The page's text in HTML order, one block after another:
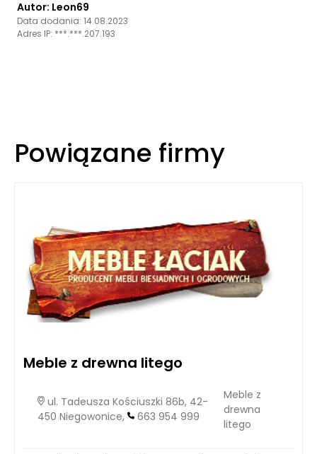
Autor: Leon69
Data dodania: 14.08.2023
Adres IP: ***.***.207.193
Powiązane firmy
Meble z drewna litego
ul. Tadeusza Kościuszki 86b, 42-
450 Niegowonice,
663 954 999
Meble z
drewna
litego